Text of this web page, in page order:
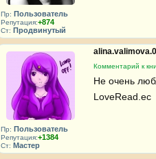
Пр: Пользователь
Репутация:+874
Ст: Продвинутый
Пр: Пользователь
Репутация:+1384
Ст: Мастер
Комментарий к
Не очень
LoveRead.ec